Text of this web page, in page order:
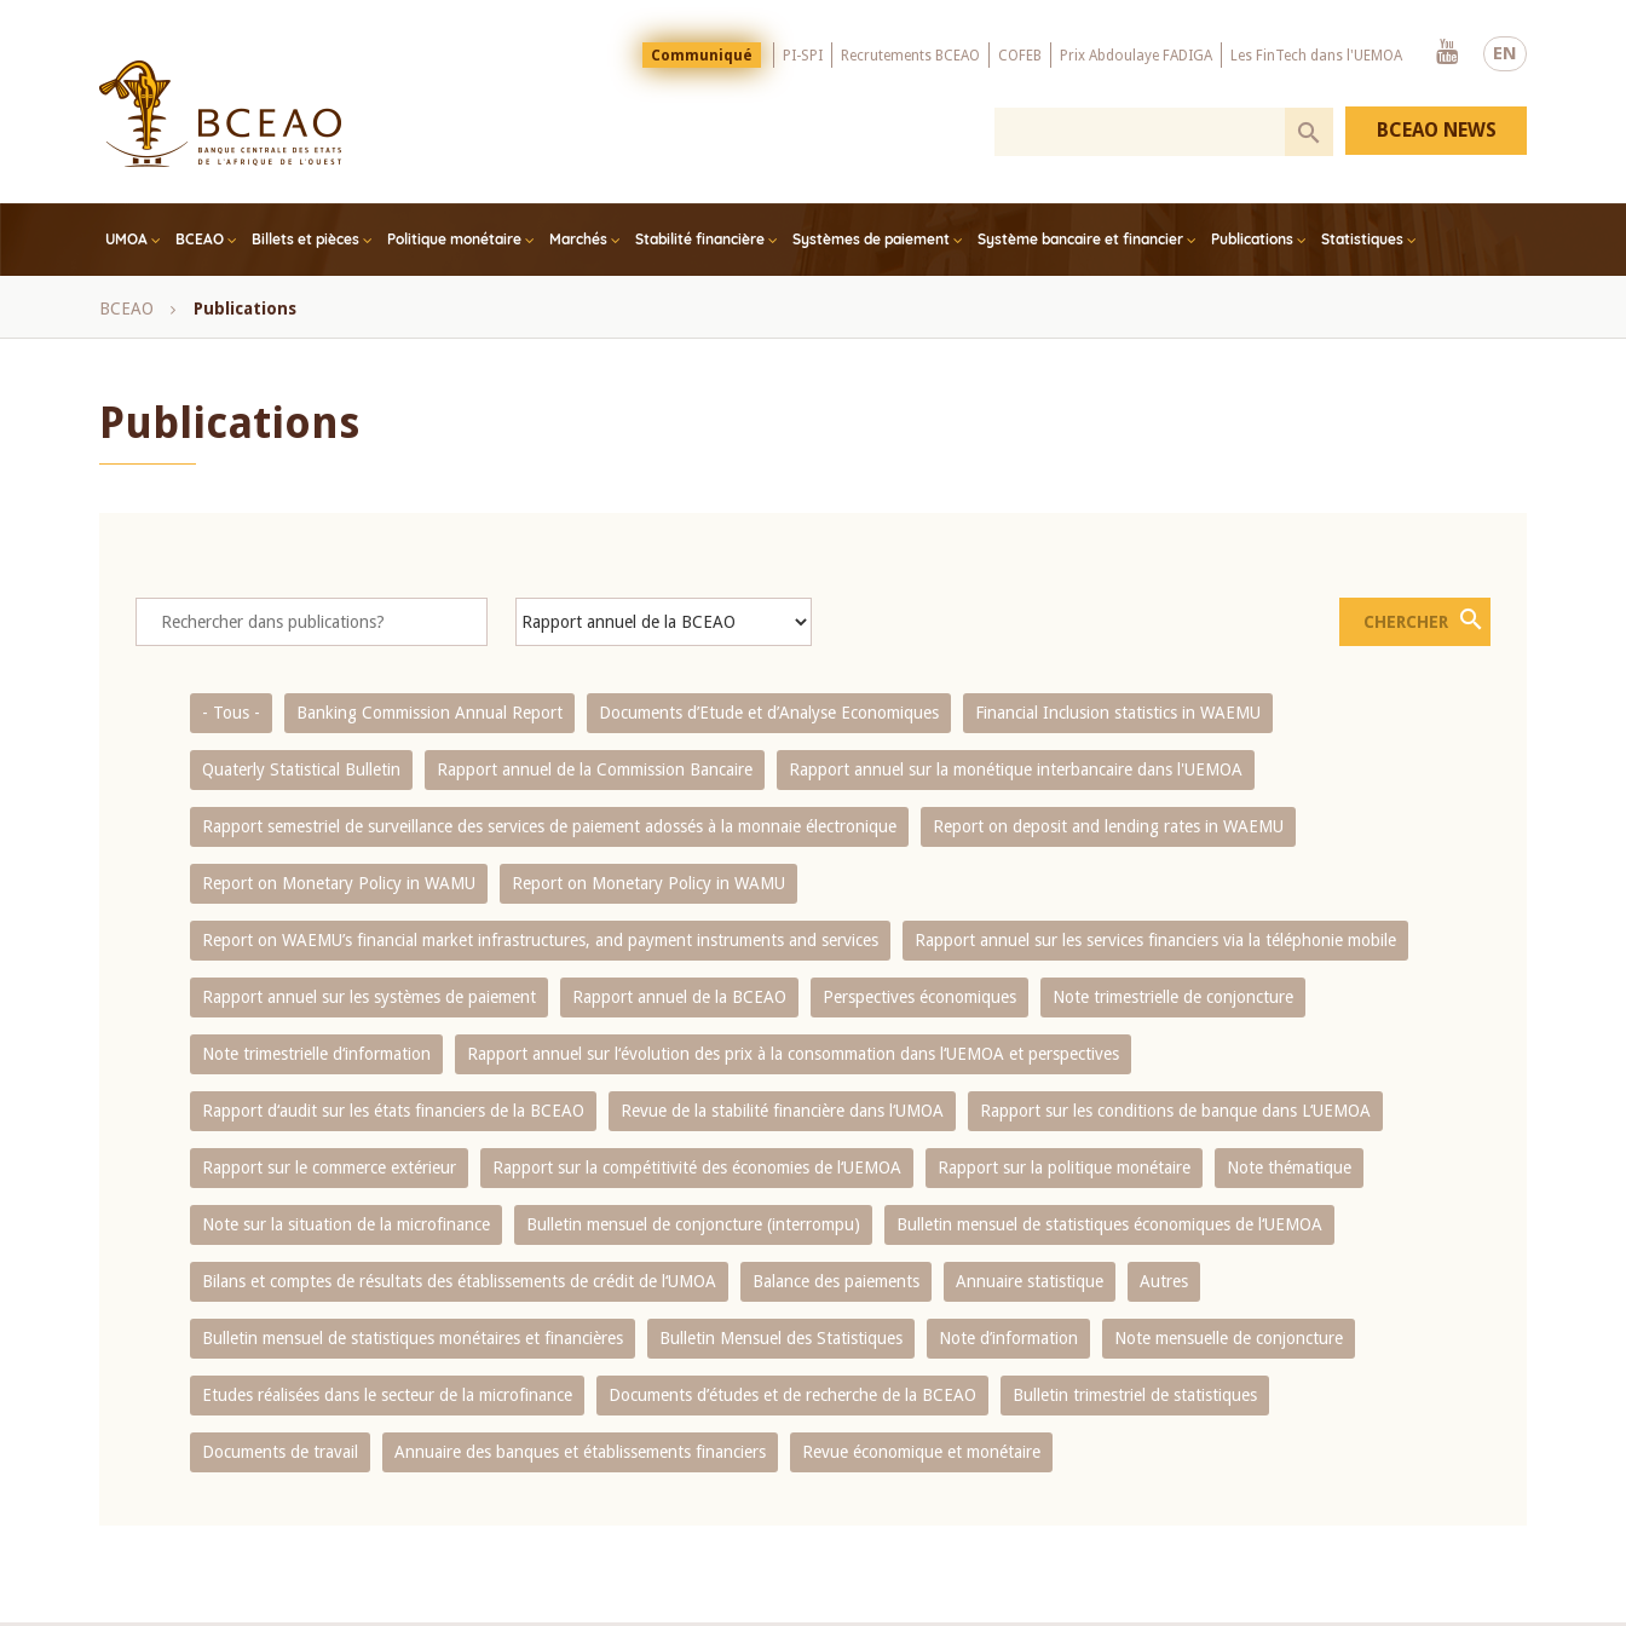
EN
Menu
Top
Communiqué PI-SPI Recrutements BCEAO COFEB Prix Abdoulaye FADIGA Les FinTech dans l'UEMOA
Youtube
UMOA BCEAO Billets et pièces Politique monétaire Marchés Stabilité financière Systèmes de paiement Système bancaire et financier Publications Statistiques
BCEAO NEWS
Fil
BCEAO Publications
Publications
- Tous - Banking Commission Annual Report Documents d’Etude et d’Analyse Economiques Financial Inclusion statistics in WAEMU
Quaterly Statistical Bulletin Rapport annuel de la Commission Bancaire Rapport annuel sur la monétique interbancaire dans l'UEMOA
Rapport semestriel de surveillance des services de paiement adossés à la monnaie électronique Report on deposit and lending rates in WAEMU
Report on Monetary Policy in WAMU Report on Monetary Policy in WAMU
Report on WAEMU’s financial market infrastructures, and payment instruments and services Rapport annuel sur les services financiers via la téléphonie mobile
Rapport annuel sur les systèmes de paiement Rapport annuel de la BCEAO Perspectives économiques Note trimestrielle de conjoncture
Note trimestrielle d‘information Rapport annuel sur l‘évolution des prix à la consommation dans l‘UEMOA et perspectives
Rapport d‘audit sur les états financiers de la BCEAO Revue de la stabilité financière dans l‘UMOA Rapport sur les conditions de banque dans L‘UEMOA
Rapport sur le commerce extérieur Rapport sur la compétitivité des économies de l‘UEMOA Rapport sur la politique monétaire Note thématique
Note sur la situation de la microfinance Bulletin mensuel de conjoncture (interrompu) Bulletin mensuel de statistiques économiques de l‘UEMOA
Bilans et comptes de résultats des établissements de crédit de l‘UMOA Balance des paiements Annuaire statistique Autres
Bulletin mensuel de statistiques monétaires et financières Bulletin Mensuel des Statistiques Note d’information Note mensuelle de conjoncture
Etudes réalisées dans le secteur de la microfinance Documents d’études et de recherche de la BCEAO Bulletin trimestriel de statistiques
Documents de travail Annuaire des banques et établissements financiers Revue économique et monétaire